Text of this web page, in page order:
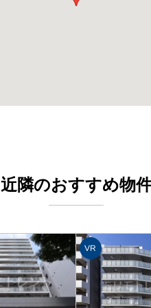
近隣のおすすめ物
VR